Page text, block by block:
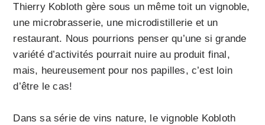
Thierry Kobloth gère sous un même toit un vignoble,
une microbrasserie, une microdistillerie et un
restaurant. Nous pourrions penser qu’une si grande
variété d’activités pourrait nuire au produit final,
mais, heureusement pour nos papilles, c’est loin
d’être le cas!
Dans sa série de vins nature, le vignoble Kobloth